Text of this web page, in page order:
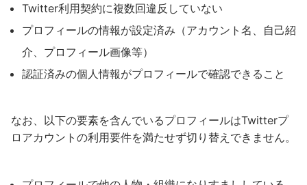
Twitter利用契約に複数回違反していない
プロフィールの情報が設定済み（アカウント名、自己紹
介、プロフィール画像等）
認証済みの個人情報がプロフィールで確認できること
なお、以下の要素を含んでいるプロフィールはTwitterプ
ロアカウントの利用要件を満たせず切り替えできません。